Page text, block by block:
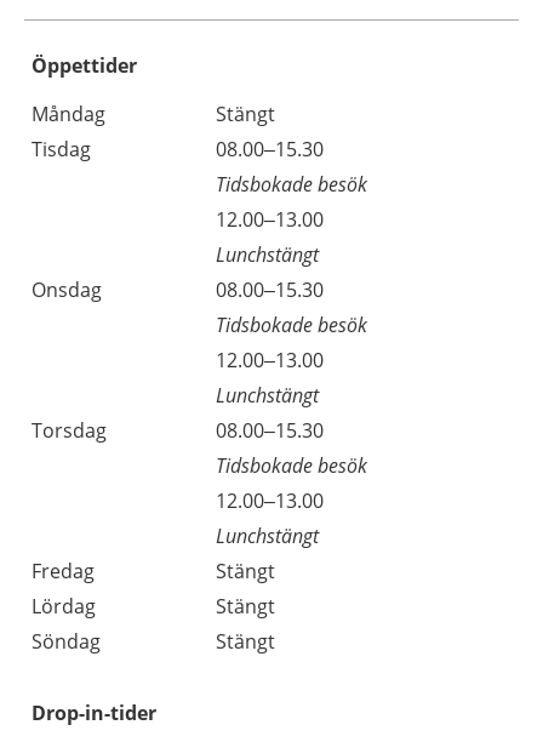
Öppettider
Dag
Öppettider
Kommentarer
Måndag
Stängt
Tisdag
08.00–15.30
Tidsbokade besök
12.00–13.00
Lunchstängt
Onsdag
08.00–15.30
Tidsbokade besök
12.00–13.00
Lunchstängt
Torsdag
08.00–15.30
Tidsbokade besök
12.00–13.00
Lunchstängt
Fredag
Stängt
Lördag
Stängt
Söndag
Stängt
Drop-in-tider